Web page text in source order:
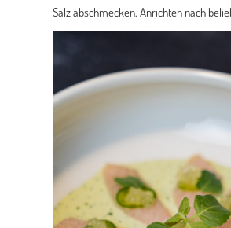
Salz abschmecken. Anrichten nach